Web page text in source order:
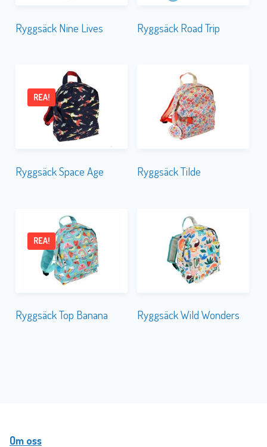
Ryggsäck Nine Lives Ryggsäck Road Trip
Ryggsäck Space Age
REA!
Ryggsäck Tilde
Ryggsäck Top Banana
REA!
Ryggsäck Wild Wonders
Om oss